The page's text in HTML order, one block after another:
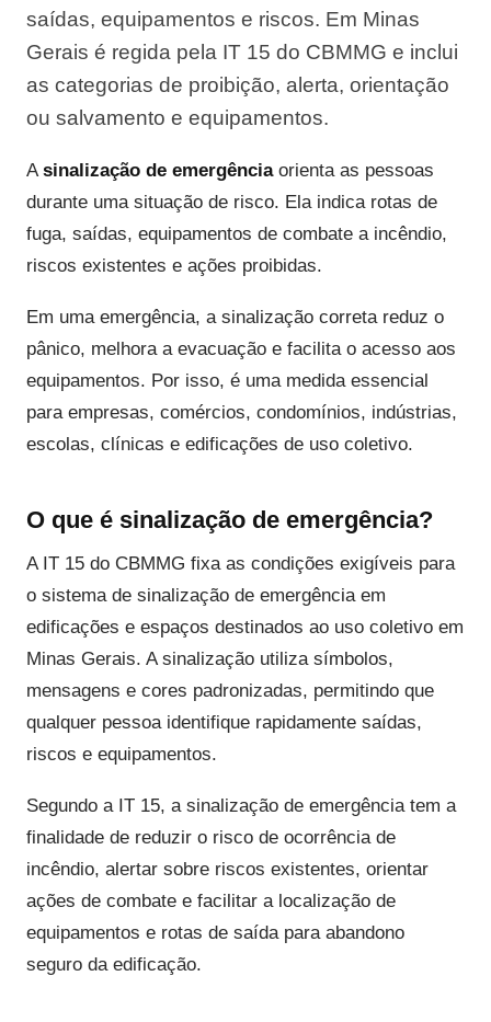
saídas, equipamentos e riscos. Em Minas
Gerais é regida pela IT 15 do CBMMG e inclui
as categorias de proibição, alerta, orientação
ou salvamento e equipamentos.
Asinalização de emergênciaorienta as pessoas
durante uma situação de risco. Ela indica rotas de
fuga, saídas, equipamentos de combate a incêndio,
riscos existentes e ações proibidas.
Em uma emergência, a sinalização correta reduz o
pânico, melhora a evacuação e facilita o acesso aos
equipamentos. Por isso, é uma medida essencial
para empresas, comércios, condomínios, indústrias,
escolas, clínicas e edificações de uso coletivo.
O que é sinalização de emergência?
A IT 15 do CBMMG fixa as condições exigíveis para
o sistema de sinalização de emergência em
edificações e espaços destinados ao uso coletivo em
Minas Gerais. A sinalização utiliza símbolos,
mensagens e cores padronizadas, permitindo que
qualquer pessoa identifique rapidamente saídas,
riscos e equipamentos.
Segundo a IT 15, a sinalização de emergência tem a
finalidade de reduzir o risco de ocorrência de
incêndio, alertar sobre riscos existentes, orientar
ações de combate e facilitar a localização de
equipamentos e rotas de saída para abandono
seguro da edificação.